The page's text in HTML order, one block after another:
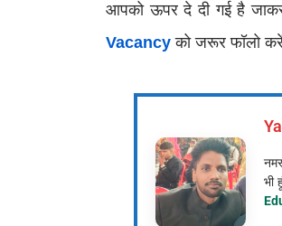
आपको ऊपर दे दी गई है जाकर
Vacancy को जरूर फॉलो
भी